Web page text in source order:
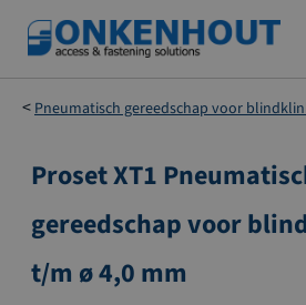
Ga
naar
de
inhoud
Pneumatisch gereedschap voor
Ga
het
einde
van
de
Proset XT1
gereedschap voor
t/m ø 4,0 mm